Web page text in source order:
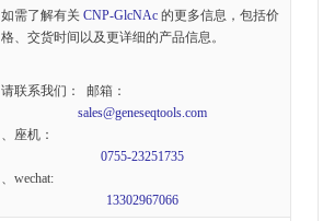
如需了解有关CNP-GlcNAc 的更多信息，包括价
格、交货时间以及更详细的产品信息。
请联系我们： 邮箱：
sales@geneseqtools.com
、座机：
0755-23251735
、wechat:
13302967066